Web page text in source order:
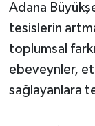
Adana
tesislerin
toplumsal
ebeveynler,
sağlayanlara